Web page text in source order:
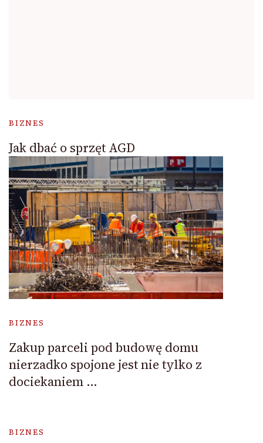
BIZNES
Jak dbać o sprzęt AGD
BIZNES
Zakup parceli pod budowę domu
nierzadko spojone jest nie tylko z
dociekaniem …
BIZNES